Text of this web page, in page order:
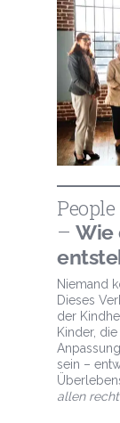
– Wie
Niemand
Dieses
der
Kinder,
sein –
allen recht